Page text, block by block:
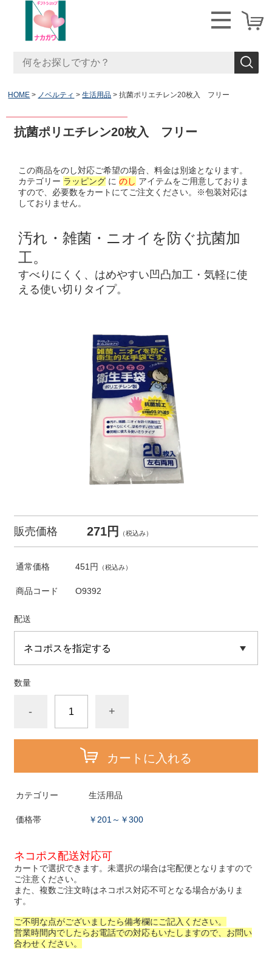
HOME ノベルティ 生活用品 抗菌ポリエチレン20枚入 フリー
抗菌ポリエチレン20枚入 フリー
この商品をのし対応ご希望の場合、料金は別途となります。
カテゴリー ラッピング に のし アイテムをご用意しておりま
すので、必要数をカートにてご注文ください。※包装対応は
しておりません。
汚れ・雑菌・ニオイを防ぐ抗菌加
工。
すべりにくく、はめやすい凹凸加工・気軽に使
える使い切りタイプ。
販売価格 271円 （税込み）
通常価格 451円 （税込み）
商品コード O9392
配送
数量
- +
カートに入れる
カテゴリー 生活用品
価格帯 ￥201～￥300
ネコポス配送対応可
カートで選択できます。未選択の場合は宅配便となりますので
ご注意ください。
また、複数ご注文時はネコポス対応不可となる場合がありま
す。
ご不明な点がございましたら備考欄にご記入ください。
営業時間内でしたらお電話での対応もいたしますので、お問い
合わせください。